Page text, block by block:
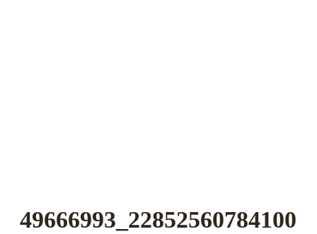
49666993_22852560784100